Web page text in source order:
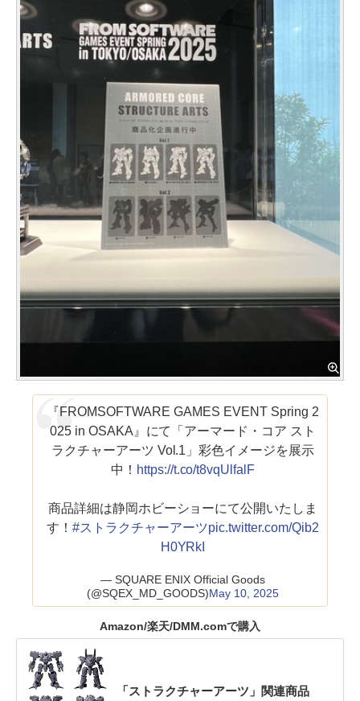
『FROMSOFTWARE GAMES EVENT Spring 2
025 in OSAKA』にて「アーマード・コア スト
ラクチャーアーツ Vol.1」彩色イメージを展示
中！ https://t.co/t8vqUlfalF
商品詳細は静岡ホビーショーにて公開いたしま
す！#ストラクチャーアーツpic.twitter.com/Qib2
H0YRkI
— SQUARE ENIX Official Goods
(@SQEX_MD_GOODS)May 10, 2025
Amazon/楽天/DMM.comで購入
「ストラクチャーアーツ」関連商品